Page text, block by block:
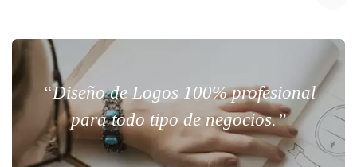
“Diseño de Logos 100% profesional
para todo tipo de negocios.”